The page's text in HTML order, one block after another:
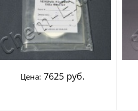
Цена: 7625 руб.